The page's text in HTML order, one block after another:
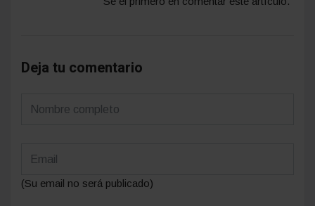
Deja tu comentario
(Su email no será publicado)